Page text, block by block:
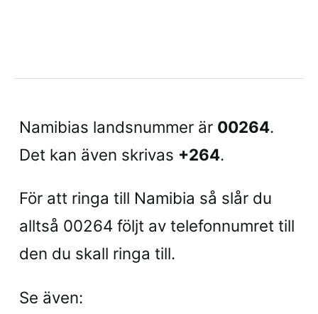
Namibias landsnummer är 00264.
Det kan även skrivas +264.
För att ringa till Namibia så slår du
alltså 00264 följt av telefonnumret till
den du skall ringa till.
Se även: